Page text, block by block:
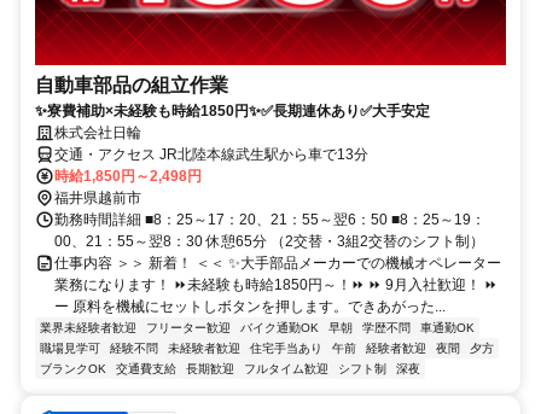
自動車部品の組立作業
✨寮費補助×未経験も時給1850円✨✅長期連休あり✅大手安定
株式会社日輪
交通・アクセス JR北陸本線武生駅から車で13分
時給1,850円～2,498円
福井県越前市
勤務時間詳細 ■8：25～17：20、21：55～翌6：50 ■8：25～19：
00、21：55～翌8：30 休憩65分 （2交替・3組2交替のシフト制）
仕事内容 ＞＞ 新着！ ＜＜ ✨大手部品メーカーでの機械オペレーター
業務になります！ ⏩未経験も時給1850円～！⏩ ⏩ 9月入社歓迎！ ⏩
ー 原料を機械にセットしボタンを押します。できあがった...
業界未経験者歓迎 フリーター歓迎 バイク通勤OK 早朝 学歴不問
車通勤OK
職場見学可
経験不問 未経験者歓迎 住宅手当あり 午前 経験者歓迎 夜間
夕方
ブランクOK
交通費支給 長期歓迎 フルタイム歓迎 シフト制 深夜